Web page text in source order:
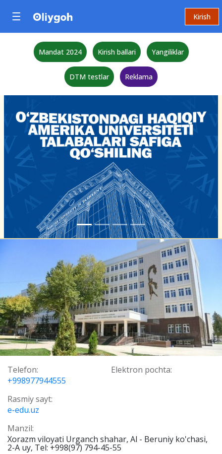
Kirish
Mandat 2024 Kirish ballari Yangiliklar
DTM testlar Reklama
Telefon:
+998977944555
Elektron pochta:
Rasmiy sayt:
e-edu.uz
Manzil:
Xorazm viloyati Urganch shahar, Al - Beruniy ko'chasi,
2-A uy, Tel: +998(97) 794-45-55